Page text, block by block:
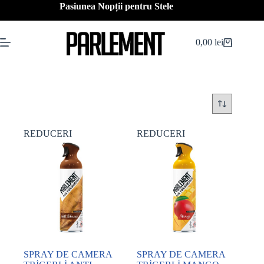
Pasiunea Nopții pentru Stele
Coș
0,00lei
REDUCERI
SPRAY DE CAMERA
REDUCERI
SPRAY DE CAMERA